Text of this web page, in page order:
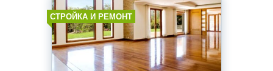
СТРОЙКА И РЕМОНТ